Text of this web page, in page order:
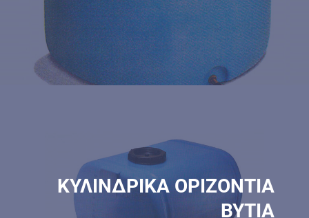
ΚΥΛΙΝΔΡΙΚΑ ΟΡΙΖΟΝΤΙΑ
ΒΥΤΙΑ